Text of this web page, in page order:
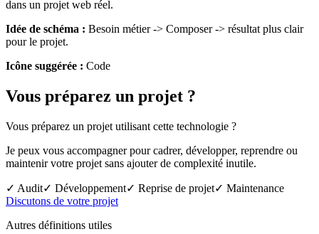
dans un projet web réel.
Idée de schéma : Besoin métier -> Composer -> résultat plus clair
pour le projet.
Icône suggérée : Code
Vous préparez un projet ?
Vous préparez un projet utilisant cette technologie ?
Je peux vous accompagner pour cadrer, développer, reprendre ou
maintenir votre projet sans ajouter de complexité inutile.
✓ Audit✓ Développement✓ Reprise de projet✓ Maintenance
Discutons de votre projet
Autres définitions utiles